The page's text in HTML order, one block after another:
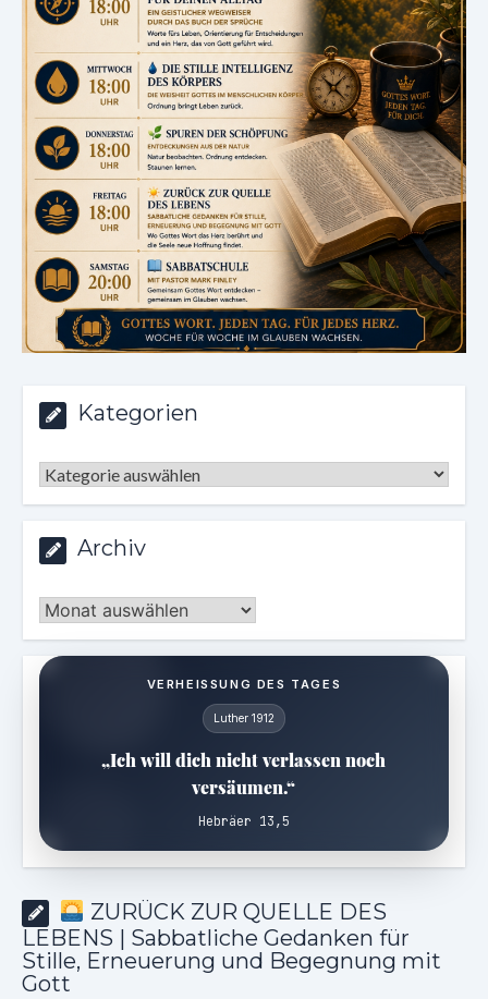
Kategorien
Kategorien
Archiv
Archiv
VERHEISSUNG DES TAGES
Luther 1912
„Ich will dich nicht verlassen noch
versäumen.“
Hebräer 13,5
ZURÜCK ZUR QUELLE DES
LEBENS | Sabbatliche Gedanken für
Stille, Erneuerung und Begegnung mit
Gott